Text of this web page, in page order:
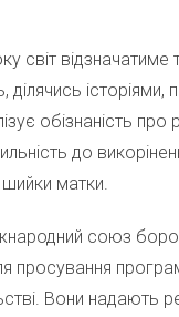
світ
ділячись
обізнаність про
до
матки.
союз
просування
Вони надають